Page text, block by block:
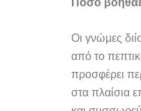
Οι γνώμες
από το
προσφέρει
στα πλαίσια